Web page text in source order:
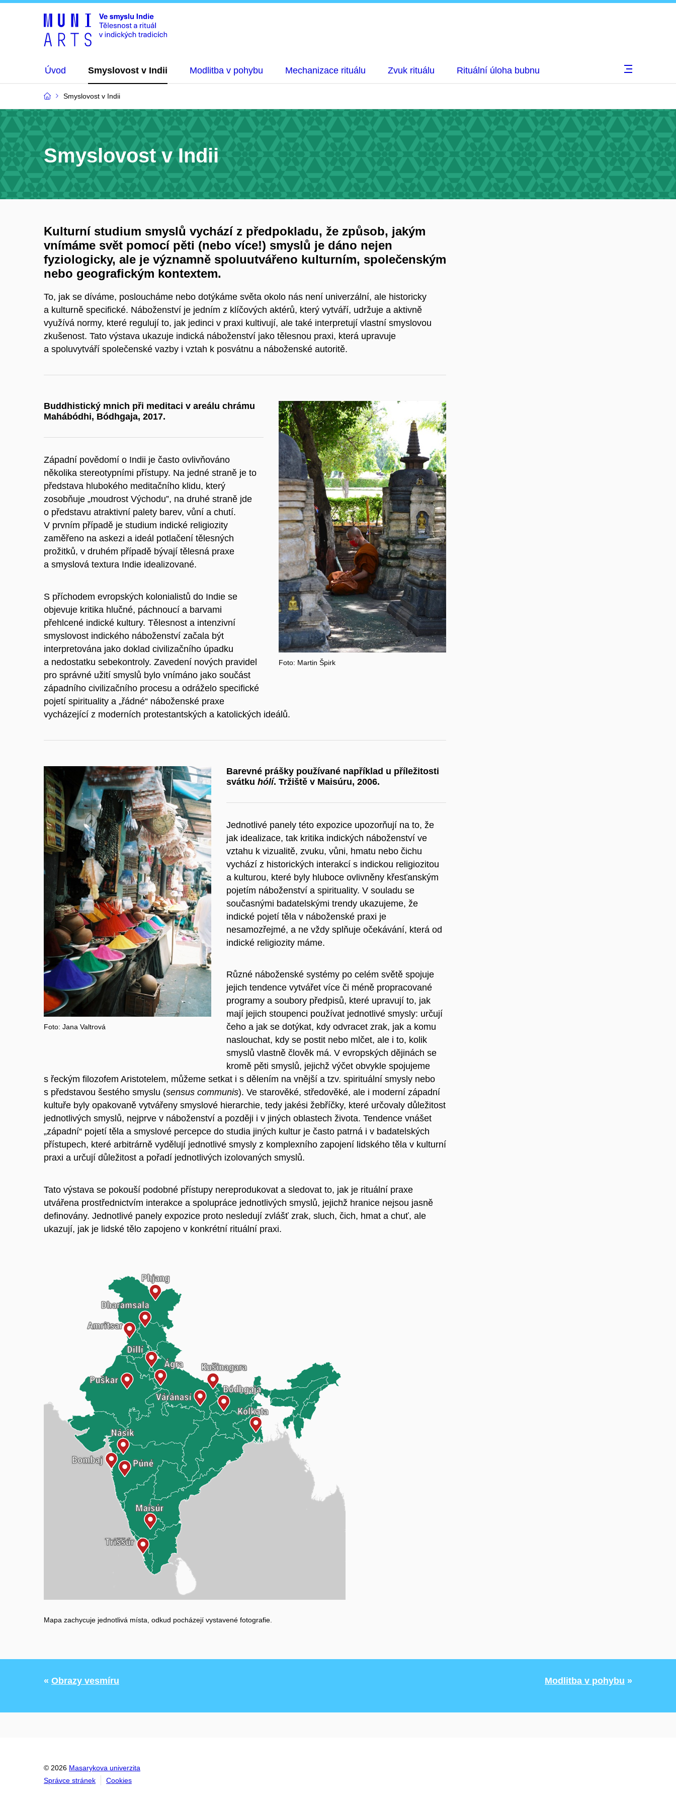
Úvod Smyslovost v Indii Modlitba v pohybu Mechanizace rituálu Zvuk rituálu Rituální úloha bubnu
Smyslovost v Indii
Smyslovost v Indii
Kulturní studium smyslů vychází z předpokladu, že způsob, jakým
vnímáme svět pomocí pěti (nebo více!) smyslů je dáno nejen
fyziologicky, ale je významně spoluutvářeno kulturním, společenským
nebo geografickým kontextem.
To, jak se díváme, posloucháme nebo dotýkáme světa okolo nás není univerzální, ale historicky
a kulturně specifické. Náboženství je jedním z klíčových aktérů, který vytváří, udržuje a aktivně
využívá normy, které regulují to, jak jedinci v praxi kultivují, ale také interpretují vlastní smyslovou
zkušenost. Tato výstava ukazuje indická náboženství jako tělesnou praxi, která upravuje
a spoluvytváří společenské vazby i vztah k posvátnu a náboženské autoritě.
Foto: Martin Špirk
Buddhistický mnich při meditaci v areálu chrámu
Mahábódhi, Bódhgaja, 2017.
Západní povědomí o Indii je často ovlivňováno
několika stereotypními přístupy. Na jedné straně je to
představa hlubokého meditačního klidu, který
zosobňuje „moudrost Východu”, na druhé straně jde
o představu atraktivní palety barev, vůní a chutí.
V prvním případě je studium indické religiozity
zaměřeno na askezi a ideál potlačení tělesných
prožitků, v druhém případě bývají tělesná praxe
a smyslová textura Indie idealizované.
S příchodem evropských kolonialistů do Indie se
objevuje kritika hlučné, páchnoucí a barvami
přehlcené indické kultury. Tělesnost a intenzivní
smyslovost indického náboženství začala být
interpretována jako doklad civilizačního úpadku
a nedostatku sebekontroly. Zavedení nových pravidel
pro správné užití smyslů bylo vnímáno jako součást
západního civilizačního procesu a odráželo specifické
pojetí spirituality a „řádné“ náboženské praxe
vycházející z moderních protestantských a katolických ideálů.
Foto: Jana Valtrová
Barevné prášky používané například u příležitosti
svátkuhólí. Tržiště v Maisúru, 2006.
Jednotlivé panely této expozice upozorňují na to, že
jak idealizace, tak kritika indických náboženství ve
vztahu k vizualitě, zvuku, vůni, hmatu nebo čichu
vychází z historických interakcí s indickou religiozitou
a kulturou, které byly hluboce ovlivněny křesťanským
pojetím náboženství a spirituality. V souladu se
současnými badatelskými trendy ukazujeme, že
indické pojetí těla v náboženské praxi je
nesamozřejmé, a ne vždy splňuje očekávání, která od
indické religiozity máme.
Různé náboženské systémy po celém světě spojuje
jejich tendence vytvářet více či méně propracované
programy a soubory předpisů, které upravují to, jak
mají jejich stoupenci používat jednotlivé smysly: určují
čeho a jak se dotýkat, kdy odvracet zrak, jak a komu
naslouchat, kdy se postit nebo mlčet, ale i to, kolik
smyslů vlastně člověk má. V evropských dějinách se
kromě pěti smyslů, jejichž výčet obvykle spojujeme
s řeckým filozofem Aristotelem, můžeme setkat i s dělením na vnější a tzv. spirituální smysly nebo
s představou šestého smyslu (sensus communis). Ve starověké, středověké, ale i moderní západní
kultuře byly opakovaně vytvářeny smyslové hierarchie, tedy jakési žebříčky, které určovaly důležitost
jednotlivých smyslů, nejprve v náboženství a později i v jiných oblastech života. Tendence vnášet
„západní“ pojetí těla a smyslové percepce do studia jiných kultur je často patrná i v badatelských
přístupech, které arbitrárně vydělují jednotlivé smysly z komplexního zapojení lidského těla v kulturní
praxi a určují důležitost a pořadí jednotlivých izolovaných smyslů.
Tato výstava se pokouší podobné přístupy nereprodukovat a sledovat to, jak je rituální praxe
utvářena prostřednictvím interakce a spolupráce jednotlivých smyslů, jejichž hranice nejsou jasně
definovány. Jednotlivé panely expozice proto nesledují zvlášť zrak, sluch, čich, hmat a chuť, ale
ukazují, jak je lidské tělo zapojeno v konkrétní rituální praxi.
Mapa zachycuje jednotlivá místa, odkud pocházejí vystavené fotografie.
« Obrazy vesmíru Modlitba v pohybu »
© 2026 Masarykova univerzita
Správce stránek
Cookies